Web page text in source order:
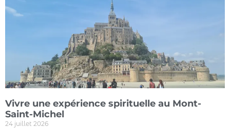
Vivre une expérience spirituelle au Mont-
Saint-Michel
24 juillet 2026